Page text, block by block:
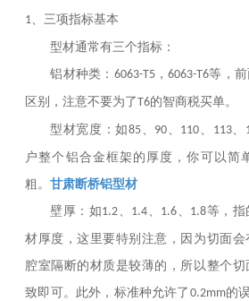
1 、三项指标基本
型材通常有三个指标：
铝材种类： 6063-T5，6063-T6等，前
区别，注意不要为了T6的智商税买单。
型材宽度：如85、 90 110 113、
户整个铝合金框架的厚度，你可以简
粗。甘肃断桥铝型材
壁厚：如1.2 1.4 1.6 1.8等，指
材厚度，这里要特别注意，因为切面
腔室隔断的材质是较薄的，所以整个
致即可。此外，标准种允许了 0.2mm的